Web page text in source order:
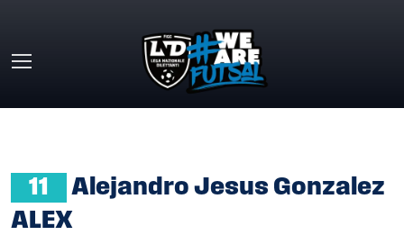
11
Alejandro Jesus Gonzalez
ALEX